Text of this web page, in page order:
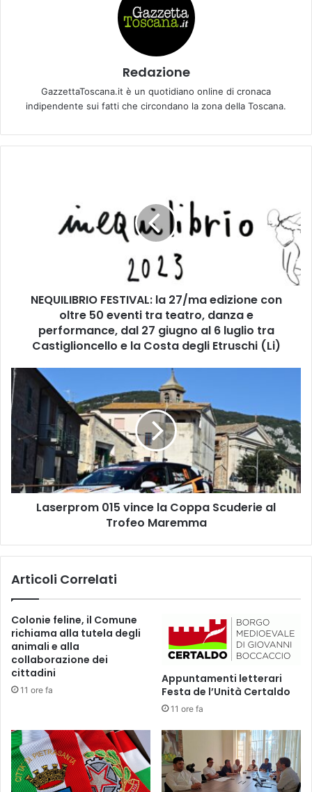
Redazione
GazzettaToscana.it è un quotidiano online di cronaca
indipendente sui fatti che circondano la zona della Toscana.
T
I
V
A
l
2
a
d
i
o
n
e
c
o
l
t
r
e
NEQUILIBRIO FESTIVAL: la 27/ma edizione con
oltre 50 eventi tra teatro, danza e
performance, dal 27 giugno al 6 luglio tra
Castiglioncello e la Costa degli Etruschi (Li)
L
a
s
e
r
m
n
l
a
C
p
c
u
d
e
Laserprom 015 vince la Coppa Scuderie al
Trofeo Maremma
Articoli Correlati
Colonie feline, il Comune
richiama alla tutela degli
animali e alla
collaborazione dei
cittadini
11 ore fa
Appuntamenti letterari
Festa de l’Unità Certaldo
11 ore fa